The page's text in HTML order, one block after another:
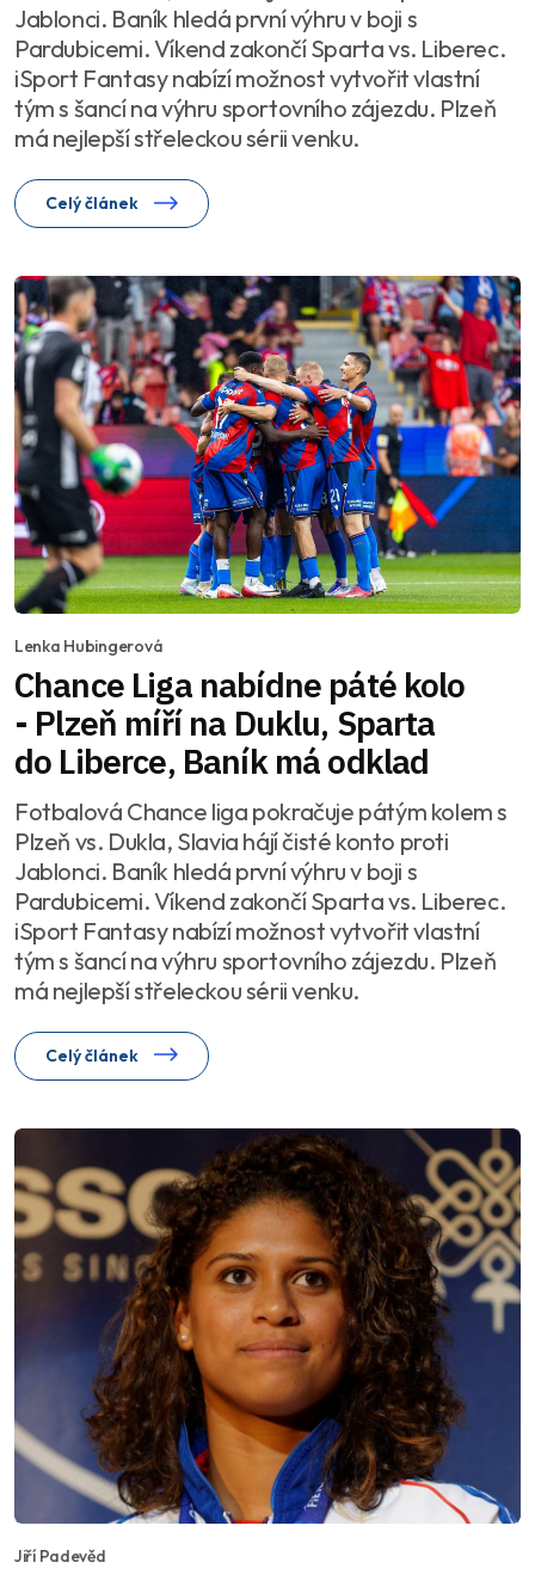
Jablonci. Baník hledá první výhru v boji s
Pardubicemi. Víkend zakončí Sparta vs. Liberec.
iSport Fantasy nabízí možnost vytvořit vlastní
tým s šancí na výhru sportovního zájezdu. Plzeň
má nejlepší střeleckou sérii venku.
Celý článek
Lenka Hubingerová
Chance Liga nabídne páté kolo
- Plzeň míří na Duklu, Sparta
do Liberce, Baník má odklad
Fotbalová Chance liga pokračuje pátým kolem s
Plzeň vs. Dukla, Slavia hájí čisté konto proti
Jablonci. Baník hledá první výhru v boji s
Pardubicemi. Víkend zakončí Sparta vs. Liberec.
iSport Fantasy nabízí možnost vytvořit vlastní
tým s šancí na výhru sportovního zájezdu. Plzeň
má nejlepší střeleckou sérii venku.
Celý článek
Jiří Padevěd